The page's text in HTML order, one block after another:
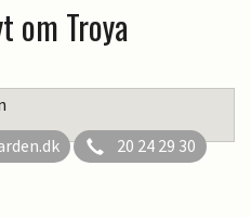
om Troya
20 24 29 30